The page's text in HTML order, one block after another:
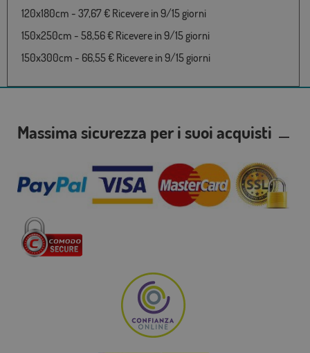
120x180cm - 37,67 € Ricevere in 9/15 giorni
150x250cm - 58,56 € Ricevere in 9/15 giorni
150x300cm - 66,55 € Ricevere in 9/15 giorni
Massima sicurezza per i suoi acquisti